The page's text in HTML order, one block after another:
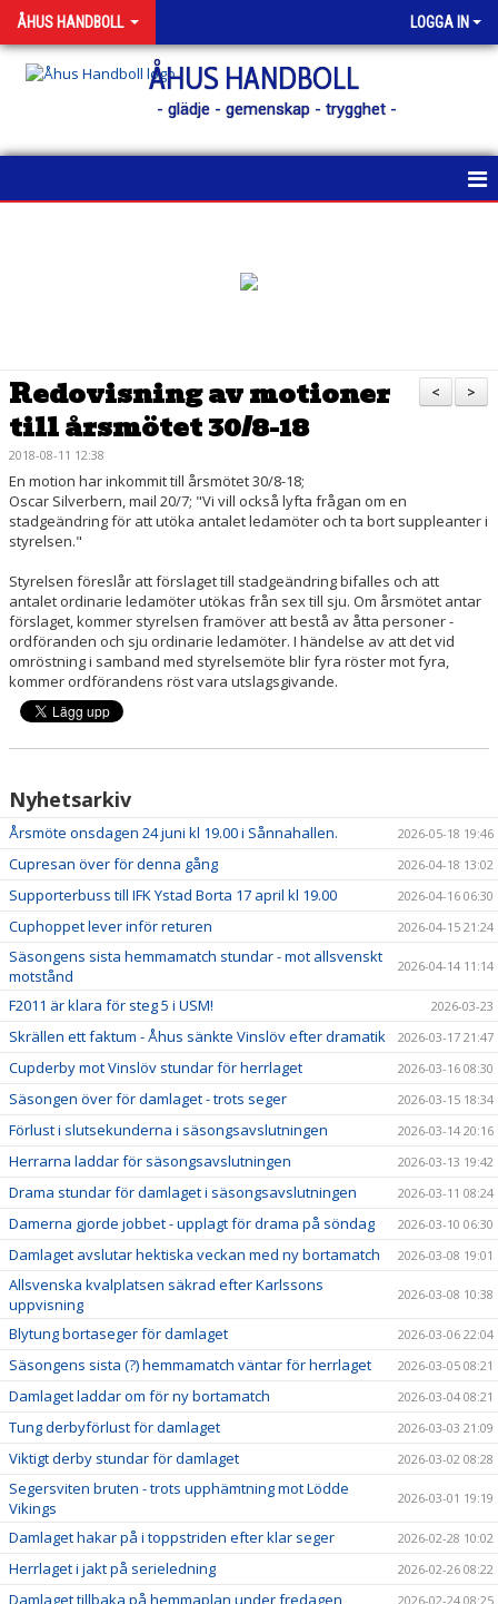
ÅHUS HANDBOLL LOGGA IN
ÅHUS HANDBOLL
- glädje - gemenskap - trygghet -
MATCHER
MEDLEM
SOCIALA MEDIER
BLÅ TRÅDEN
>
<
Redovisning av motioner
till årsmötet 30/8-18
2018-08-11 12:38
En motion har inkommit till årsmötet 30/8-18;
Oscar Silverbern, mail 20/7; "Vi vill också lyfta frågan om en
stadgeändring för att utöka antalet ledamöter och ta bort suppleanter i
styrelsen."
Styrelsen föreslår att förslaget till stadgeändring bifalles och att
antalet ordinarie ledamöter utökas från sex till sju. Om årsmötet antar
förslaget, kommer styrelsen framöver att bestå av åtta personer -
ordföranden och sju ordinarie ledamöter. I händelse av att det vid
omröstning i samband med styrelsemöte blir fyra röster mot fyra,
kommer ordförandens röst vara utslagsgivande.
Nyhetsarkiv
Årsmöte onsdagen 24 juni kl 19.00 i Sånnahallen. 2026-05-18 19:46
Cupresan över för denna gång 2026-04-18 13:02
Supporterbuss till IFK Ystad Borta 17 april kl 19.00 2026-04-16 06:30
Cuphoppet lever inför returen 2026-04-15 21:24
Säsongens sista hemmamatch stundar - mot allsvenskt
motstånd
2026-04-14 11:14
F2011 är klara för steg 5 i USM! 2026-03-23
Skrällen ett faktum - Åhus sänkte Vinslöv efter dramatik 2026-03-17 21:47
Cupderby mot Vinslöv stundar för herrlaget 2026-03-16 08:30
Säsongen över för damlaget - trots seger 2026-03-15 18:34
Förlust i slutsekunderna i säsongsavslutningen 2026-03-14 20:16
Herrarna laddar för säsongsavslutningen 2026-03-13 19:42
Drama stundar för damlaget i säsongsavslutningen 2026-03-11 08:24
Damerna gjorde jobbet - upplagt för drama på söndag 2026-03-10 06:30
Damlaget avslutar hektiska veckan med ny bortamatch 2026-03-08 19:01
Allsvenska kvalplatsen säkrad efter Karlssons
uppvisning
2026-03-08 10:38
Blytung bortaseger för damlaget 2026-03-06 22:04
Säsongens sista (?) hemmamatch väntar för herrlaget 2026-03-05 08:21
Damlaget laddar om för ny bortamatch 2026-03-04 08:21
Tung derbyförlust för damlaget 2026-03-03 21:09
Viktigt derby stundar för damlaget 2026-03-02 08:28
Segersviten bruten - trots upphämtning mot Lödde
Vikings
2026-03-01 19:19
Damlaget hakar på i toppstriden efter klar seger 2026-02-28 10:02
Herrlaget i jakt på serieledning 2026-02-26 08:22
Damlaget tillbaka på hemmaplan under fredagen 2026-02-24 08:25